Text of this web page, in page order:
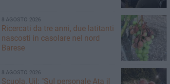
8 AGOSTO 2026
Ricercati da tre anni, due latitanti
nascosti in casolare nel nord
Barese
8 AGOSTO 2026
Scuola, Uil: "Sul personale Ata il